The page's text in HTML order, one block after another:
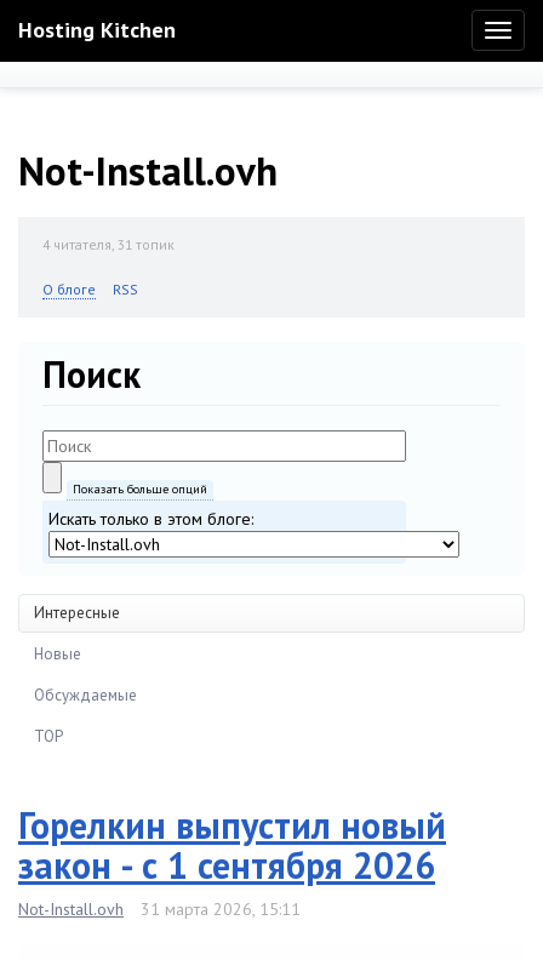
Hosting Kitchen
Not-Install.ovh
4читателя, 31 топик
О блоге RSS
Поиск
Показать больше опций
Искать только в этом блоге:
Интересные
Новые
Обсуждаемые
TOP
Горелкин выпустил новый
закон - с 1 сентября 2026
Not-Install.ovh 31 марта 2026, 15:11